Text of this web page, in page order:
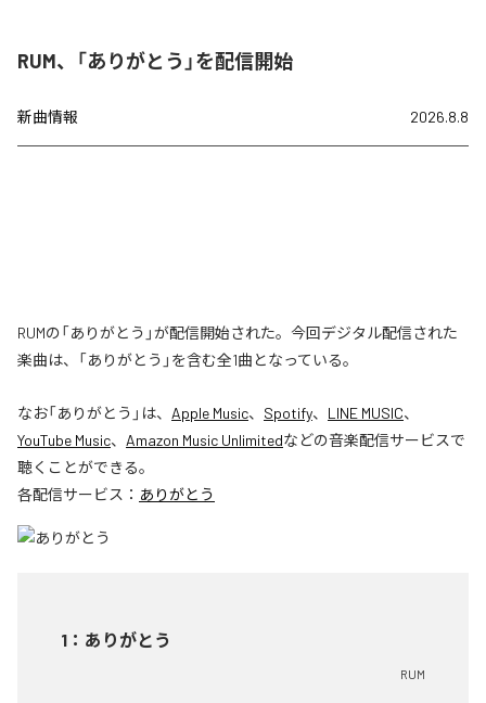
RUM、「ありがとう」を配信開始
新曲情報 2026.8.8
RUMの「ありがとう」が配信開始された。今回デジタル配信された
楽曲は、「ありがとう」を含む全1曲となっている。
なお「ありがとう 」は、 Apple Music、 Spotify、 LINE MUSIC、
YouTube Music、 Amazon Music Unlimitedなどの音楽配信サービスで
聴くことができる。
各配信サービス： ありがとう
1 ： ありがとう
RUM